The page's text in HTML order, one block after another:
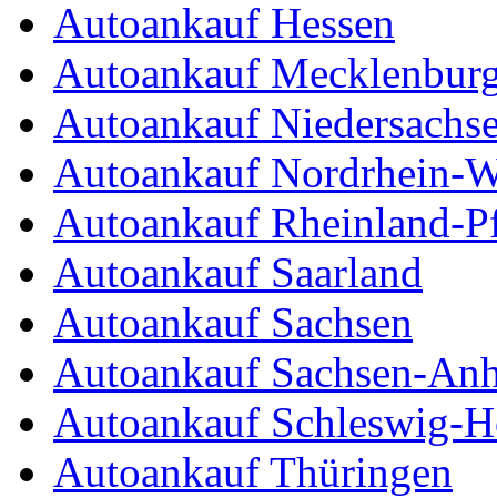
Autoankauf Hessen
Autoankauf
Autoankauf
Autoankauf Nordrhein-
Autoankauf Rheinland-
Autoankauf Saarland
Autoankauf Sachsen
Autoankauf Sachsen-
Autoankauf Schleswig-
Autoankauf Thüringen